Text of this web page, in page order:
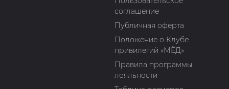
соглашение
Публичная оферта
Положение о Клубе
привилегий «МЁД»
Правила программы
лояльности